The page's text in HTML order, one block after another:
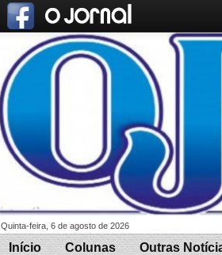
Quinta-feira, 6 de agosto de 2026
Início Colunas Outras